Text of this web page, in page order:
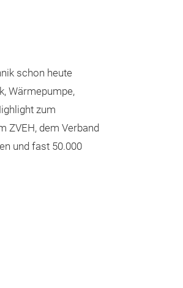
schon heute
Wärmepumpe,
zum
ZVEH, dem Verband
und fast 50.000